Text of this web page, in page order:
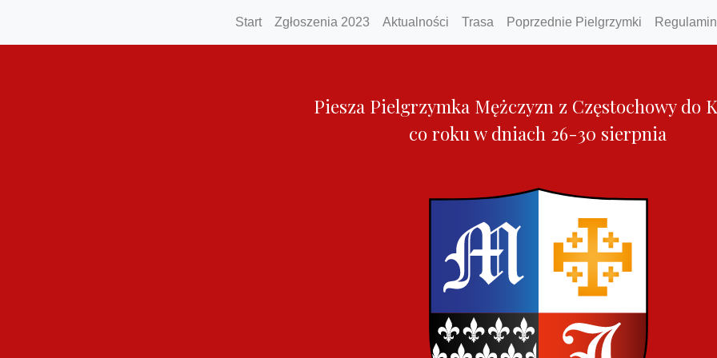
Start Zgłoszenia 2023 Aktualności Trasa Poprzednie Pielgrzymki Regulamin
Piesza Pielgrzymka Mężczyzn z Częstochowy do
co roku w dniach 26-30 sierpnia